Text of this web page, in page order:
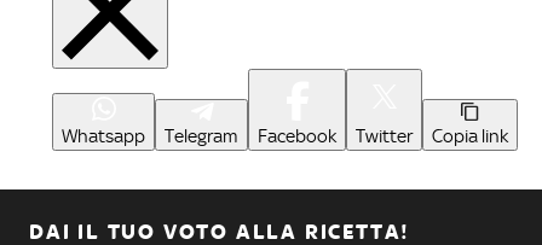
Whatsapp Telegram Facebook Twitter Copia link
DAI IL TUO VOTO ALLA RICETTA!